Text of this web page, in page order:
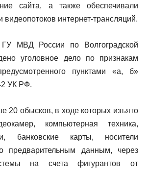
сайта, а также обеспечивали
видеопотоков интернет-трансляций.
ГУ МВД России по Волгоградской
уголовное дело по признакам
пунктами «а, б»
УК РФ.
20 обысков, в ходе которых изъято
компьютерная техника,
банковские карты, носители
предварительным данным, через
на счета фигурантов от